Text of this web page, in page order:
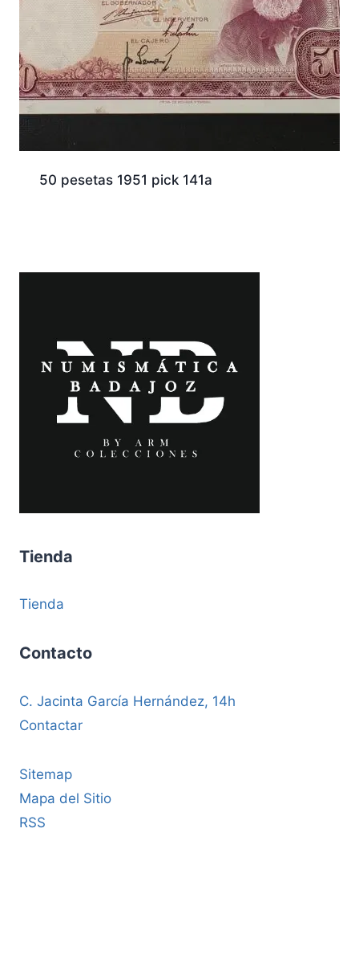
50 pesetas 1951 pick 141a
Tienda
Tienda
Contacto
C. Jacinta García Hernández, 14h
Contactar
Sitemap
Mapa del Sitio
RSS